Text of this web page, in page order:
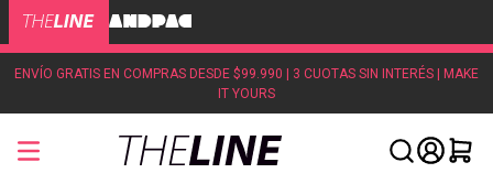
ENVÍO GRATIS EN COMPRAS DESDE $99.990 | 3 CUOTAS SIN INTERÉS | MAKE
IT YOURS